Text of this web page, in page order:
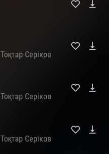
Тоқтар Серіков
Тоқтар Серіков
Тоқтар Серіков